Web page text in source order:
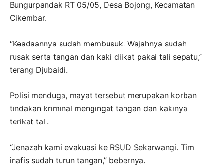
Bungurpandak RT 05/05, Desa Bojong, Kecamatan
Cikembar.
“Keadaannya sudah membusuk. Wajahnya sudah
rusak serta tangan dan kaki diikat pakai tali sepatu,”
terang Djubaidi.
Polisi menduga, mayat tersebut merupakan korban
tindakan kriminal mengingat tangan dan kakinya
terikat tali.
“Jenazah kami evakuasi ke RSUD Sekarwangi. Tim
inafis sudah turun tangan,” bebernya.